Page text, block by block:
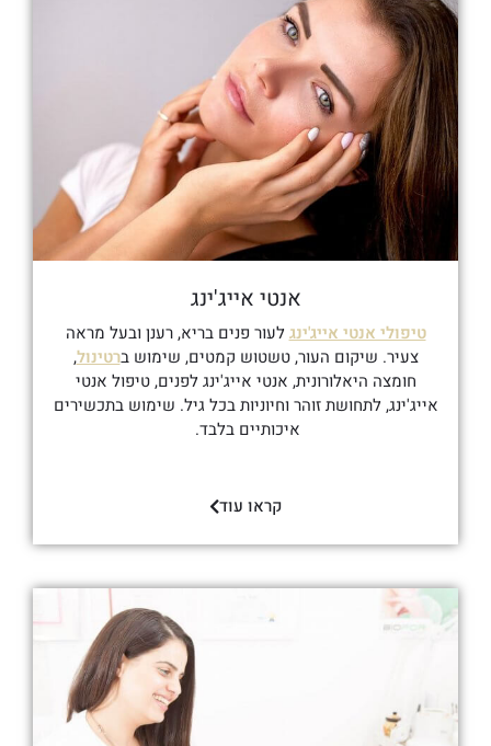
אנטי אייג'ינג
טיפולי אנטי אייג'ינג לעור פנים בריא, רענן ובעל מראה
צעיר. שיקום העור, טשטוש קמטים, שימוש ברטינול,
חומצה היאלורונית, אנטי אייג'ינג לפנים, טיפול אנטי
אייג'ינג, לתחושת זוהר וחיוניות בכל גיל. שימוש בתכשירים
איכותיים בלבד.
קראו עוד